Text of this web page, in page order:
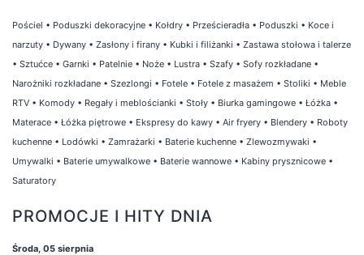
Pościel • Poduszki dekoracyjne • Kołdry • Prześcieradła • Poduszki • Koce i
narzuty • Dywany • Zasłony i firany • Kubki i filiżanki • Zastawa stołowa i talerze
• Sztućce • Garnki • Patelnie • Noże • Lustra • Szafy • Sofy rozkładane •
Narożniki rozkładane • Szezlongi • Fotele • Fotele z masażem • Stoliki • Meble
RTV • Komody • Regały i meblościanki • Stoły • Biurka gamingowe • Łóżka •
Materace • Łóżka piętrowe • Ekspresy do kawy • Air fryery • Blendery • Roboty
kuchenne • Lodówki • Zamrażarki • Baterie kuchenne • Zlewozmywaki •
Umywalki • Baterie umywalkowe • Baterie wannowe • Kabiny prysznicowe •
Saturatory
PROMOCJE I HITY DNIA
Środa, 05 sierpnia